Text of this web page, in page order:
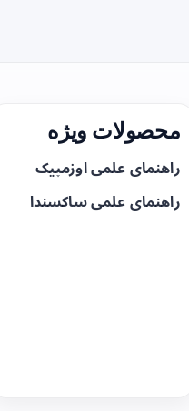
محصولات ویژه
راهنمای علمی اوزمپیک
راهنمای علمی ساکسندا